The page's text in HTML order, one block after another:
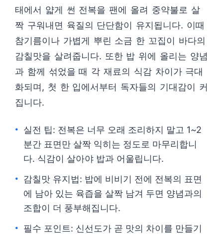
태에서 얇게 썬 전복을 팬에 올려 중약불로 살
짝 구워내면 육질의 단단함이 유지됩니다. 이때
참기름이나 가볍게 뿌린 소금 한 꼬집이 바다의
감칠맛을 살려줍니다. 또한 밥 위에 올리는 양념
과 함께 섞었을 때 각 재료의 식감 차이가 극대
화되며, 첫 한 입에서부터 독자들의 기대감이 커
집니다.
실전 팁: 전복은 너무 오래 조리하지 말고 1~2
분간 표면만 살짝 익히는 정도로 마무리합니
다. 식감이 살아야 밥과 어울립니다.
감칠맛 유지법: 밥에 비비기 전에 전복의 표면
에 남아 있는 육즙을 살짝 남겨 두면 양념과의
조합이 더 풍부해집니다.
필수 포인트: 신선도가 곧 맛의 차이를 만들기